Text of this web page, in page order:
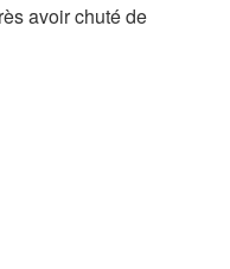
avoir chuté de